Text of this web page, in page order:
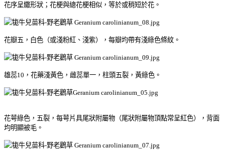
花序呈繖形狀；花梗與總花梗相似，等於或稍短於花。
花瓣五，白色（或淺粉紅、淺紫），每瓣均帶有淺綠色條紋。
雄蕊10，花藥淺黃色，雌蕊單一，柱頭五裂，黃綠色。
花萼綠色，五裂，每萼片具尾狀附屬物（尾狀附屬物頂點常呈紅色），背面
均明顯被毛。